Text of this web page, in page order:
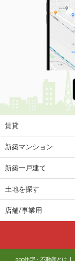
賃貸
新築マンション
新築一戸建て
土地を探す
店舗/事業用
goo住宅・不動産とは